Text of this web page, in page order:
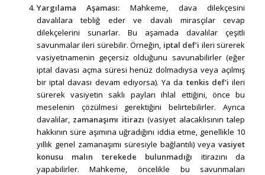
Yargılama Aşaması: Mahkeme, dava dilekçesini
davalılara tebliğ eder ve davalı mirasçılar cevap
dilekçelerini sunarlar. Bu aşamada davalılar çeşitli
savunmalar ileri sürebilir. Örneğin, iptal def’i ileri sürerek
vasiyetnamenin geçersiz olduğunu savunabilirler (eğer
iptal davası açma süresi henüz dolmadıysa veya açılmış
bir iptal davası devam ediyorsa). Ya da tenkis def’i ileri
sürerek vasiyetin saklı payları ihlal ettiğini, önce bu
meselenin çözülmesi gerektiğini belirtebilirler. Ayrıca
davalılar, zamanaşımı itirazı (vasiyet alacaklısının talep
hakkının süre aşımına uğradığını iddia etme, genellikle 10
yıllık genel zamanaşımı süresiyle bağlantılı) veyavasiyet
konusu malın terekede bulunmadığı itirazını da
yapabilirler. Mahkeme, öncelikle bu savunmaları